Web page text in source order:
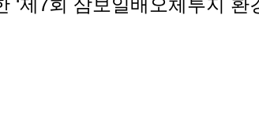
제7회 삼보일배오체투지 환